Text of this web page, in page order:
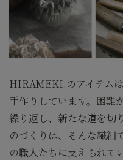
HIRAMEKI.のアイテム
手作りしています。困難
繰り返し、新たな道を
のづくりは、そんな繊細
の職人たちに支えられて